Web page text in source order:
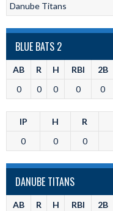
Danube Titans
BLUE BATS 2
AB R H RBI 2B
0
0 0 0 0
IP H R
0
0 0
DANUBE TITANS
AB R H RBI 2B